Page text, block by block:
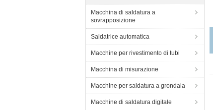
Macchina di saldatura a
sovrapposizione
Saldatrice automatica
Macchine per rivestimento di tubi
Macchina di misurazione
Macchine per saldatura a grondaia
Macchine di saldatura digitale